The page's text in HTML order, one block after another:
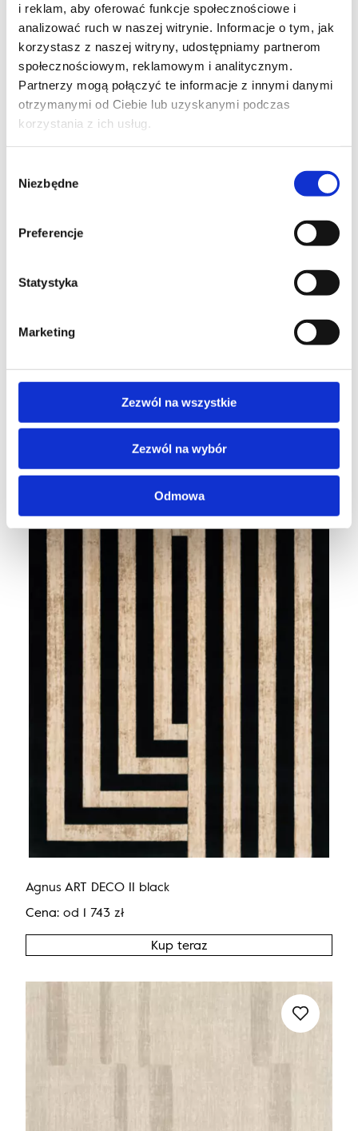
i reklam, aby oferować funkcje społecznościowe i
analizować ruch w naszej witrynie. Informacje o tym, jak
korzystasz z naszej witryny, udostępniamy partnerom
społecznościowym, reklamowym i analitycznym.
Partnerzy mogą połączyć te informacje z innymi danymi
otrzymanymi od Ciebie lub uzyskanymi podczas
korzystania z ich usług.
zgody
Niezbędne
Preferencje
Statystyka
Marketing
Zezwól na wszystkie
Zezwól na wybór
Odmowa
Cena: od
Kup teraz
Agnus ART DECO II black
Cena: od 1 743 zł
Kup teraz